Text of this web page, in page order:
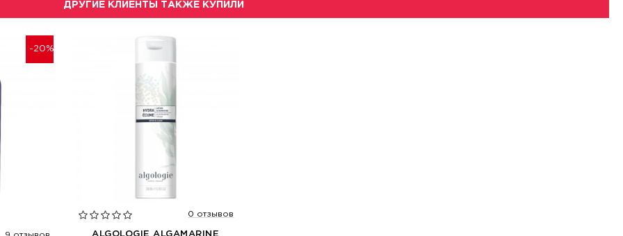
ДРУГИЕ КЛИЕНТЫ ТАКЖЕ КУПИЛИ
-20%
0 отзывов
ALGOLOGIE ALGAMARINE